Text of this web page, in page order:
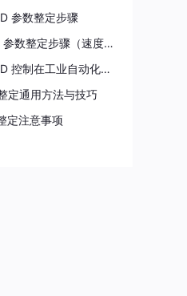
参数整定步骤
4 增量式 PI 参数整定步骤（速度闭环控制）
5 位置式 PID 控制在工业自动化领域的应用
定通用方法与技巧
定注意事项